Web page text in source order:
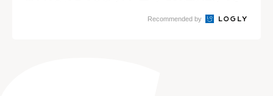
Recommended by